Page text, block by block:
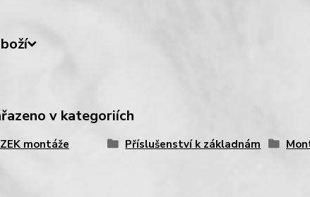
v kategoriích
montáže Příslušenství k základnám